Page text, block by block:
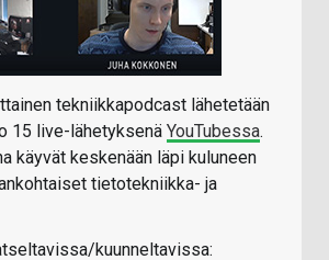
tekniikkapodcast lähetetään
15 live-lähetyksenä YouTubessa.
käyvät keskenään läpi kuluneen
tietotekniikka- ja
kuunneltavissa: